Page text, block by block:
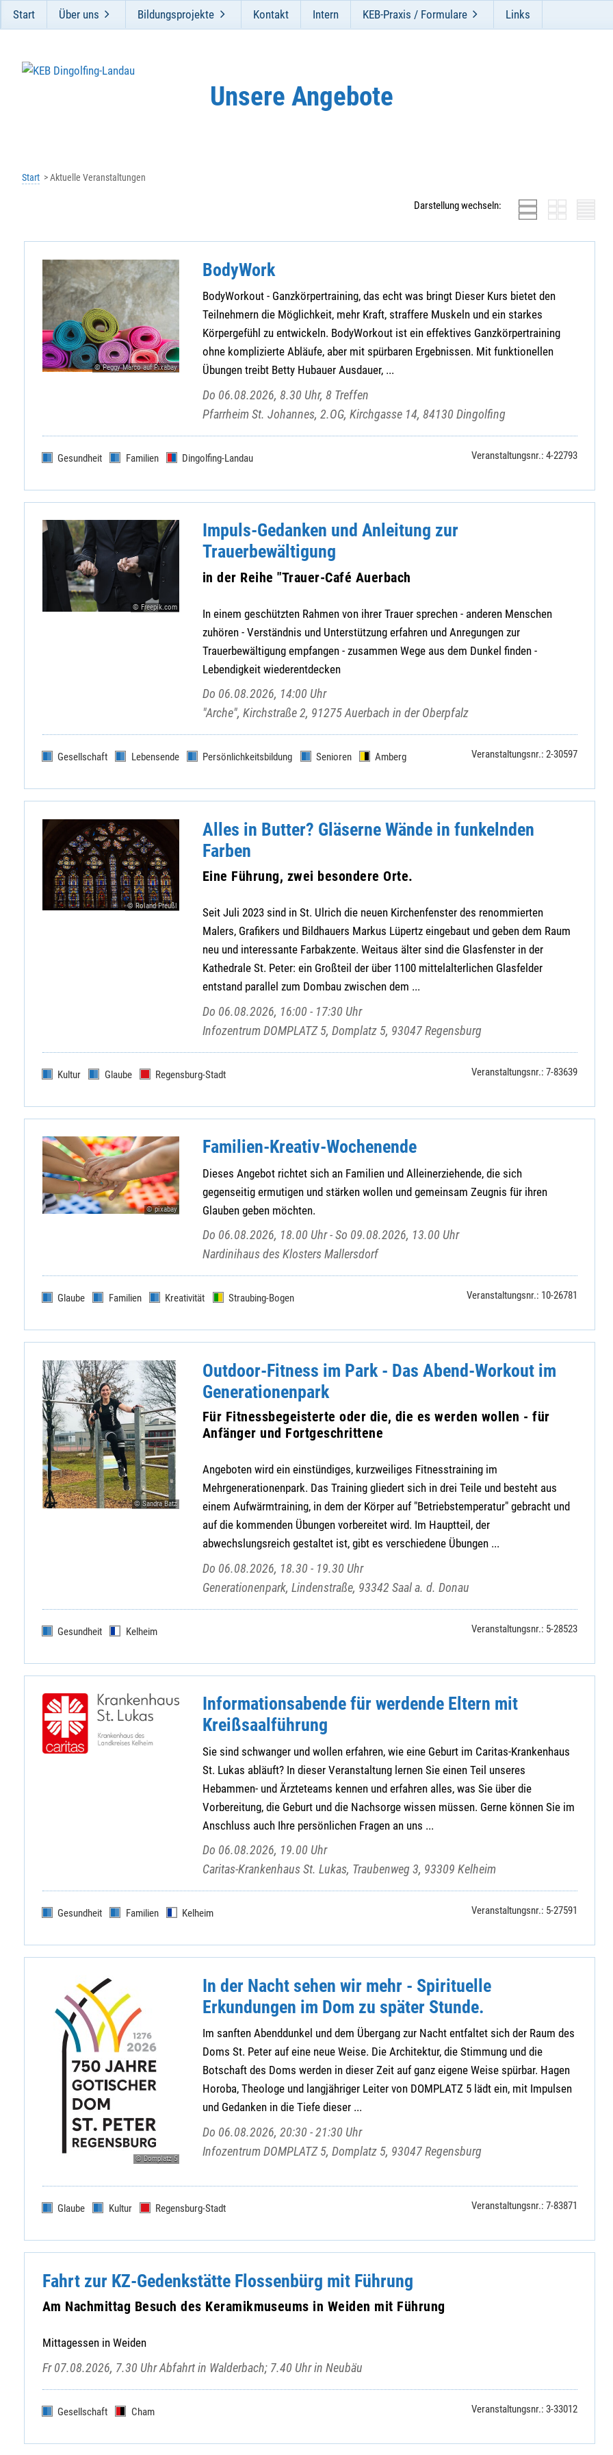
Start Über uns Bildungsprojekte Kontakt Intern KEB-Praxis / Formulare Links
Unsere Angebote
Start Aktuelle Veranstaltungen
Darstellung wechseln:
© Peggy Marco auf Pixabay
BodyWork
BodyWorkout - Ganzkörpertraining, das echt was bringt Dieser Kurs bietet den
Teilnehmern die Möglichkeit, mehr Kraft, straffere Muskeln und ein starkes
Körpergefühl zu entwickeln. BodyWorkout ist ein effektives Ganzkörpertraining
ohne komplizierte Abläufe, aber mit spürbaren Ergebnissen. Mit funktionellen
Übungen treibt Betty Hubauer Ausdauer, ...
Do 06.08.2026, 8.30 Uhr, 8 Treffen
Pfarrheim St. Johannes, 2.OG, Kirchgasse 14, 84130 Dingolfing
Gesundheit Familien Dingolfing-Landau Veranstaltungsnr.: 4-22793
© Freepik.com
Impuls-Gedanken und Anleitung zur
Trauerbewältigung
in der Reihe "Trauer-Café Auerbach
In einem geschützten Rahmen von ihrer Trauer sprechen - anderen Menschen
zuhören - Verständnis und Unterstützung erfahren und Anregungen zur
Trauerbewältigung empfangen - zusammen Wege aus dem Dunkel finden -
Lebendigkeit wiederentdecken
Do 06.08.2026, 14:00 Uhr
"Arche", Kirchstraße 2, 91275 Auerbach in der Oberpfalz
Gesellschaft Lebensende Persönlichkeitsbildung Senioren Amberg Veranstaltungsnr.: 2-30597
© Roland Preußl
Alles in Butter? Gläserne Wände in funkelnden
Farben
Eine Führung, zwei besondere Orte.
Seit Juli 2023 sind in St. Ulrich die neuen Kirchenfenster des renommierten
Malers, Grafikers und Bildhauers Markus Lüpertz eingebaut und geben dem Raum
neu und interessante Farbakzente. Weitaus älter sind die Glasfenster in der
Kathedrale St. Peter: ein Großteil der über 1100 mittelalterlichen Glasfelder
entstand parallel zum Dombau zwischen dem ...
Do 06.08.2026, 16:00 - 17:30 Uhr
Infozentrum DOMPLATZ 5, Domplatz 5, 93047 Regensburg
Kultur Glaube Regensburg-Stadt Veranstaltungsnr.: 7-83639
© pixabay
Familien-Kreativ-Wochenende
Dieses Angebot richtet sich an Familien und Alleinerziehende, die sich
gegenseitig ermutigen und stärken wollen und gemeinsam Zeugnis für ihren
Glauben geben möchten.
Do 06.08.2026, 18.00 Uhr - So 09.08.2026, 13.00 Uhr
Nardinihaus des Klosters Mallersdorf
Glaube Familien Kreativität Straubing-Bogen Veranstaltungsnr.: 10-26781
© Sandra Batz
Outdoor-Fitness im Park - Das Abend-Workout im
Generationenpark
Für Fitnessbegeisterte oder die, die es werden wollen - für
Anfänger und Fortgeschrittene
Angeboten wird ein einstündiges, kurzweiliges Fitnesstraining im
Mehrgenerationenpark. Das Training gliedert sich in drei Teile und besteht aus
einem Aufwärmtraining, in dem der Körper auf "Betriebstemperatur" gebracht und
auf die kommenden Übungen vorbereitet wird. Im Hauptteil, der
abwechslungsreich gestaltet ist, gibt es verschiedene Übungen ...
Do 06.08.2026, 18.30 - 19.30 Uhr
Generationenpark, Lindenstraße, 93342 Saal a. d. Donau
Gesundheit Kelheim Veranstaltungsnr.: 5-28523
Informationsabende für werdende Eltern mit
Kreißsaalführung
Sie sind schwanger und wollen erfahren, wie eine Geburt im Caritas-Krankenhaus
St. Lukas abläuft? In dieser Veranstaltung lernen Sie einen Teil unseres
Hebammen- und Ärzteteams kennen und erfahren alles, was Sie über die
Vorbereitung, die Geburt und die Nachsorge wissen müssen. Gerne können Sie im
Anschluss auch Ihre persönlichen Fragen an uns ...
Do 06.08.2026, 19.00 Uhr
Caritas-Krankenhaus St. Lukas, Traubenweg 3, 93309 Kelheim
Gesundheit Familien Kelheim Veranstaltungsnr.: 5-27591
© Domplatz 5
In der Nacht sehen wir mehr - Spirituelle
Erkundungen im Dom zu später Stunde.
Im sanften Abenddunkel und dem Übergang zur Nacht entfaltet sich der Raum des
Doms St. Peter auf eine neue Weise. Die Architektur, die Stimmung und die
Botschaft des Doms werden in dieser Zeit auf ganz eigene Weise spürbar. Hagen
Horoba, Theologe und langjähriger Leiter von DOMPLATZ 5 lädt ein, mit Impulsen
und Gedanken in die Tiefe dieser ...
Do 06.08.2026, 20:30 - 21:30 Uhr
Infozentrum DOMPLATZ 5, Domplatz 5, 93047 Regensburg
Glaube Kultur Regensburg-Stadt Veranstaltungsnr.: 7-83871
Fahrt zur KZ-Gedenkstätte Flossenbürg mit Führung
Am Nachmittag Besuch des Keramikmuseums in Weiden mit Führung
Mittagessen in Weiden
Fr 07.08.2026, 7.30 Uhr Abfahrt in Walderbach; 7.40 Uhr in Neubäu
Gesellschaft Cham Veranstaltungsnr.: 3-33012